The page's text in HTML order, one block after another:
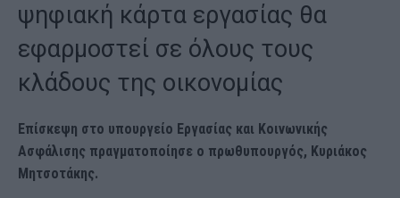
ψηφιακή κάρτα εργασίας θα
εφαρμοστεί σε όλους τους
κλάδους της οικονομίας
Επίσκεψη στο υπουργείο Εργασίας και Κοινωνικής
Ασφάλισης πραγματοποίησε ο πρωθυπουργός, Κυριάκος
Μητσοτάκης.